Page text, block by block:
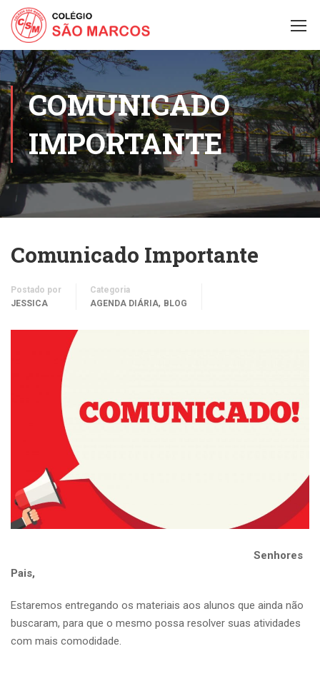
COMUNICADO
IMPORTANTE
Comunicado Importante
Postado por
JESSICA
Categoria
AGENDA DIÁRIA, BLOG
Senhores
Pais,
Estaremos entregando os materiais aos alunos que ainda não
buscaram, para que o mesmo possa resolver suas atividades
com mais comodidade.